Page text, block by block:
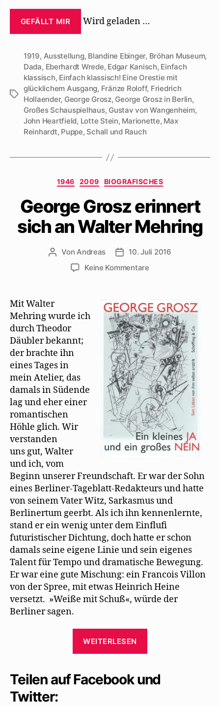
GEFÄLLT MIR Wird geladen …
Schlagwörter
1919, Ausstellung, Blandine Ebinger, Bröhan Museum,
Dada, Eberhardt Wrede, Edgar Kanisch, Einfach
klassisch, Einfach klassisch! Eine Orestie mit
glücklichem Ausgang, Fränze Roloff, Friedrich
Hollaender, George Grosz, George Grosz in Berlin,
Großes Schauspielhaus, Gustav von Wangenheim,
John Heartfield, Lotte Stein, Marionette, Max
Reinhardt, Puppe, Schall und Rauch
Kategorien
1946 2009 BIOGRAFISCHES
George Grosz erinnert
sich an Walter Mehring
Beitragsautor
Von Andreas Beitragsdatum
10. Juli 2016
Keine Kommentarezu
sich
an
Walter
Mehring
Mit Walter
Mehring wurde ich
durch Theodor
Däubler bekannt;
der brachte ihn
eines Tages in
mein Atelier, das
damals in Südende
lag und eher einer
romantischen
Höhle glich. Wir
verstanden
uns gut, Walter
und ich, vom
Beginn unserer Freundschaft. Er war der Sohn
eines Berliner-Tageblatt-Redakteurs und hatte
von seinem Vater Witz, Sarkasmus und
Berlinertum geerbt. Als ich ihn kennenlernte,
stand er ein wenig unter dem Einfluﬁ
futuristischer Dichtung, doch hatte er schon
damals seine eigene Linie und sein eigenes
Talent für Tempo und dramatische Bewegung.
Er war eine gute Mischung: ein Francois Villon
von der Spree, mit etwas Heinrich Heine
versetzt. »Weiße mit Schuß«, würde der
Berliner sagen.
WEITERLESEN
sich
an
Teilen auf Facebook und
Twitter: